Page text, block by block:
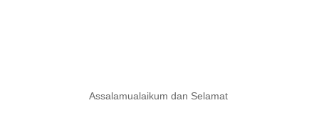
Assalamualaikum dan Selamat